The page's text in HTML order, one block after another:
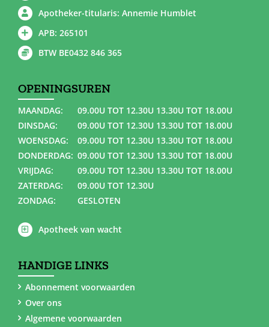
Apotheker-titularis: Annemie Humblet
APB: 265101
BTW BE0432 846 365
OPENINGSUREN
MAANDAG:
09.00U TOT 12.30U 13.30U TOT 18.00U
DINSDAG:
09.00U TOT 12.30U 13.30U TOT 18.00U
WOENSDAG:
09.00U TOT 12.30U 13.30U TOT 18.00U
DONDERDAG: 09.00U TOT 12.30U 13.30U TOT 18.00U
VRIJDAG:
09.00U TOT 12.30U 13.30U TOT 18.00U
ZATERDAG:
09.00U TOT 12.30U
ZONDAG:
GESLOTEN
Apotheek van wacht
HANDIGE LINKS
Abonnement voorwaarden
Over ons
Algemene voorwaarden